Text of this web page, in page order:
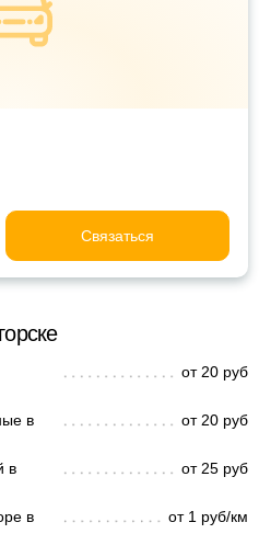
Связаться
от 20 руб
в
от 20 руб
в
от 25 руб
в
от 1 руб/км